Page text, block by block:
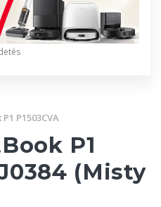
P1503CVA
P1
(Misty